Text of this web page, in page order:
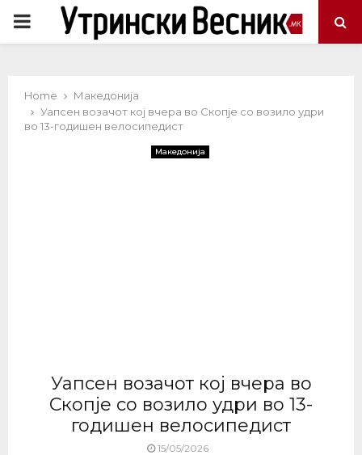
PRIMARY
Home
Македонија
Уапсен возачот кој вчера во Скопје со возило удри
во 13-годишен велосипедист
Македонија
Уапсен возачот кој вчера во
Скопје со возило удри во 13-
годишен велосипедист
15/05/2026